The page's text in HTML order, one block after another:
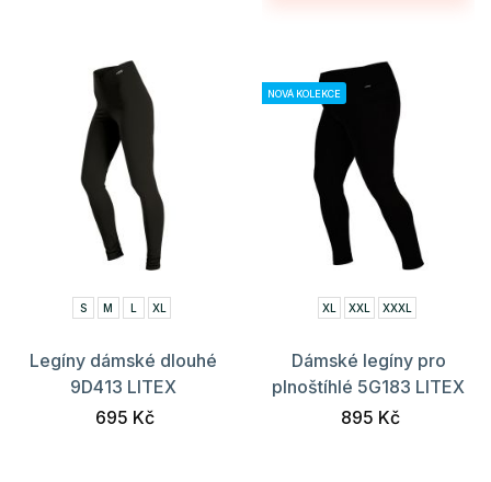
S M L XL
Legíny dámské dlouhé
9D413 LITEX
695 Kč
NOVÁ KOLEKCE
XL XXL XXXL
Dámské legíny pro
plnoštíhlé 5G183 LITEX
895 Kč